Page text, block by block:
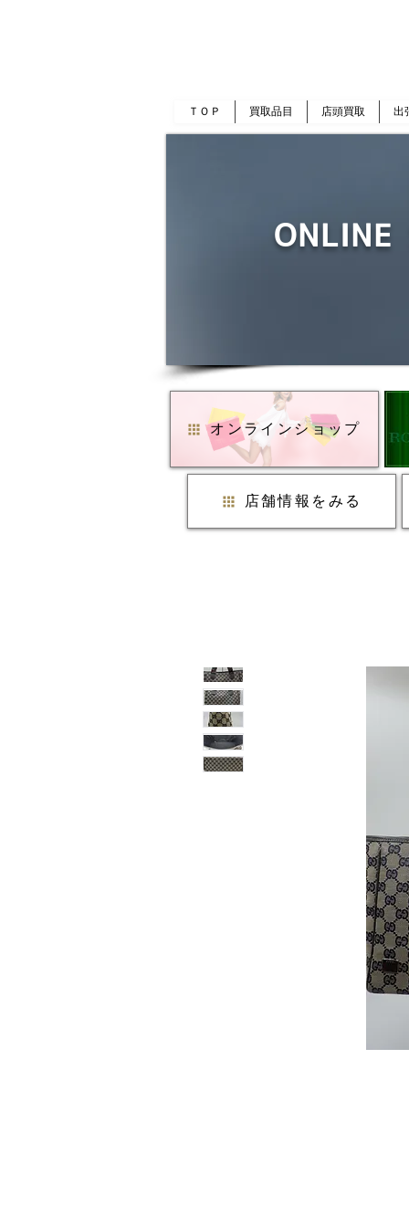
ＴＯＰ 買取品目 店頭買取 出
ONLINE
オンラインショップ
店舗情報をみる